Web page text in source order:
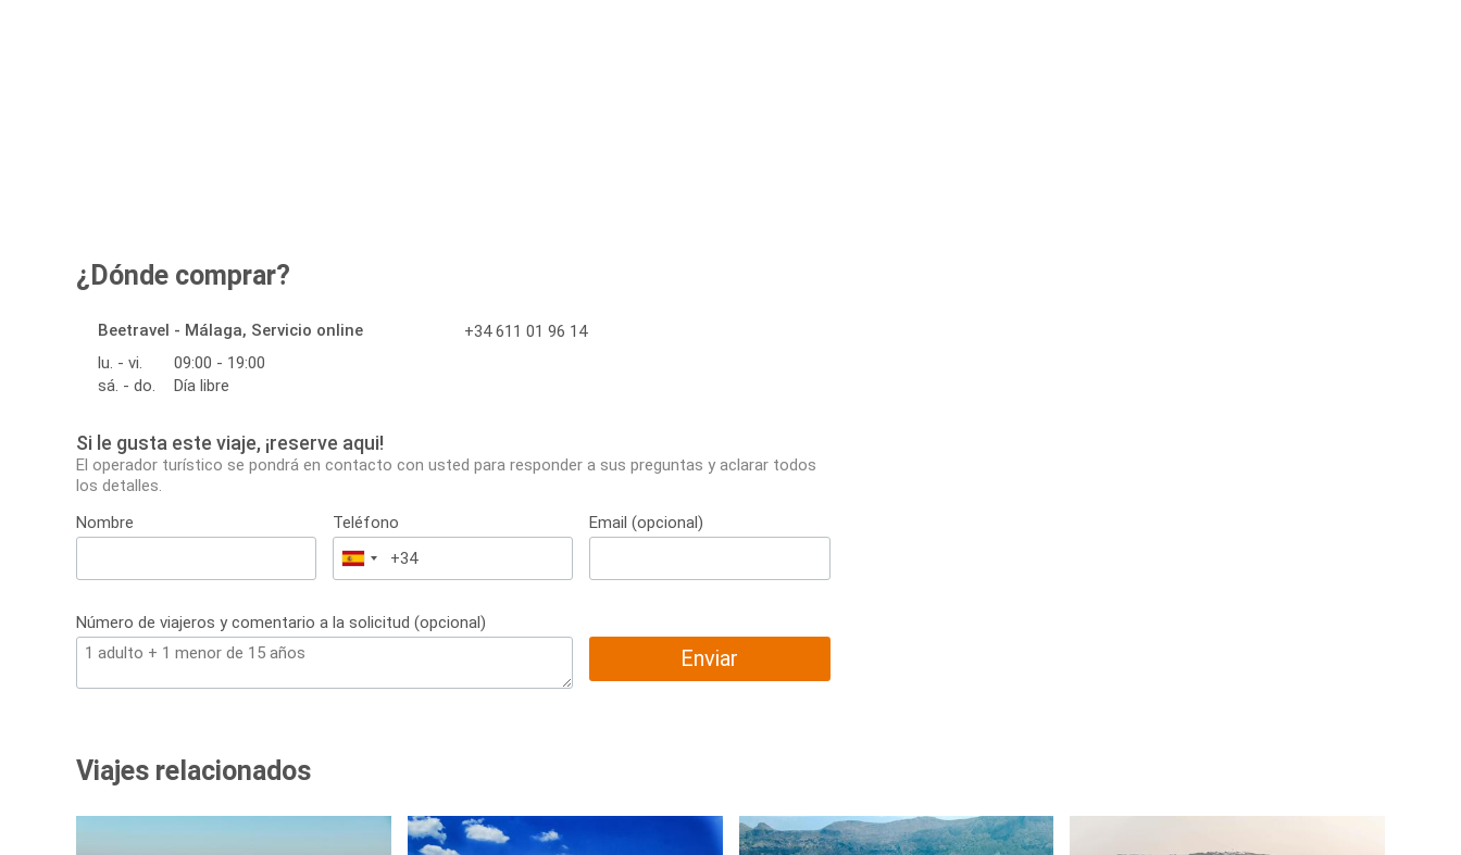
¿Dónde comprar?
Beetravel - Málaga, Servicio online
lu. - vi.
09:00 - 19:00
sá. - do.
Día libre
+34 611 01 96 14
Si le gusta este viaje, ¡reserve aqui!
El operador turístico se pondrá en contacto con usted para responder a sus preguntas y aclarar todos
los detalles.
Nombre
Teléfono
España
+34
Email (opcional)
Número de viajeros y comentario a la solicitud (opcional)
Enviar
Viajes relacionados